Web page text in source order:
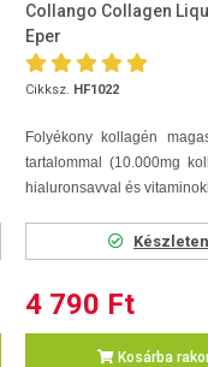
Collango Collagen
Eper
Cikksz. HF1022
Folyékony kollagén
tartalommal (10.000mg
hialuronsavval és
Készleten
4 790 Ft
Kosárba